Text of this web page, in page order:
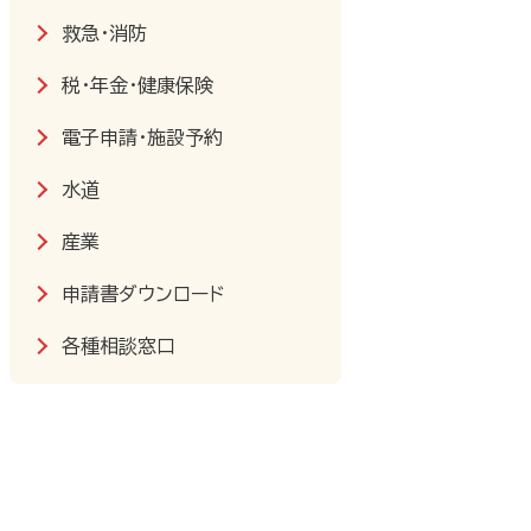
救急・消防
税・年金・健康保険
電子申請・施設予約
水道
産業
申請書ダウンロード
各種相談窓口